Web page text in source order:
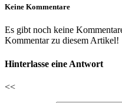
Keine Kommentare
Es gibt noch keine
Kommentar zu diesem Artikel!
Hinterlasse eine Antwort
<<